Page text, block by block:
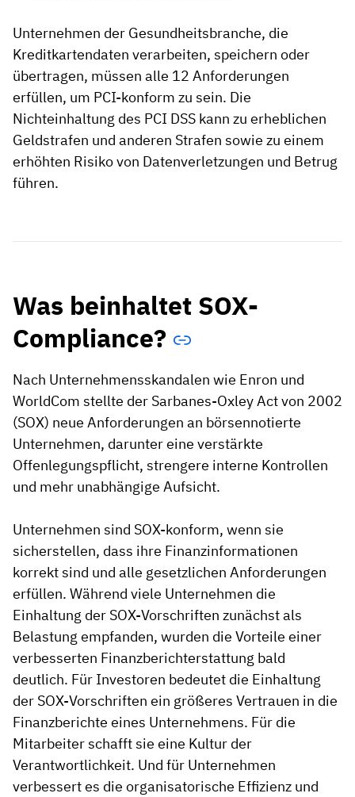
Unternehmen der Gesundheitsbranche, die
Kreditkartendaten verarbeiten, speichern oder
übertragen, müssen alle 12 Anforderungen
erfüllen, um PCI-konform zu sein. Die
Nichteinhaltung des PCI DSS kann zu erheblichen
Geldstrafen und anderen Strafen sowie zu einem
erhöhten Risiko von Datenverletzungen und Betrug
führen.
Was beinhaltet SOX-
Compliance?
Nach Unternehmensskandalen wie Enron und
WorldCom stellte der Sarbanes-Oxley Act von 2002
(SOX) neue Anforderungen an börsennotierte
Unternehmen, darunter eine verstärkte
Offenlegungspflicht, strengere interne Kontrollen
und mehr unabhängige Aufsicht.
Unternehmen sind SOX-konform, wenn sie
sicherstellen, dass ihre Finanzinformationen
korrekt sind und alle gesetzlichen Anforderungen
erfüllen. Während viele Unternehmen die
Einhaltung der SOX-Vorschriften zunächst als
Belastung empfanden, wurden die Vorteile einer
verbesserten Finanzberichterstattung bald
deutlich. Für Investoren bedeutet die Einhaltung
der SOX-Vorschriften ein größeres Vertrauen in die
Finanzberichte eines Unternehmens. Für die
Mitarbeiter schafft sie eine Kultur der
Verantwortlichkeit. Und für Unternehmen
verbessert es die organisatorische Effizienz und